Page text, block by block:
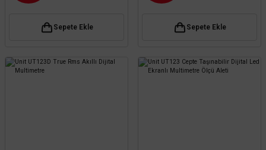
Sepete Ekle Sepete Ekle